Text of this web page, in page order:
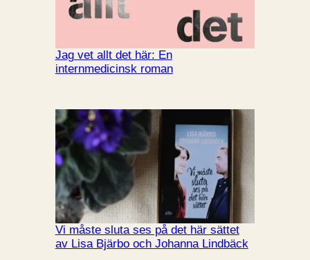
Jag vet allt det här: En
internmedicinsk roman
Vi måste sluta ses på det här sättet
av Lisa Bjärbo och Johanna Lindbäck